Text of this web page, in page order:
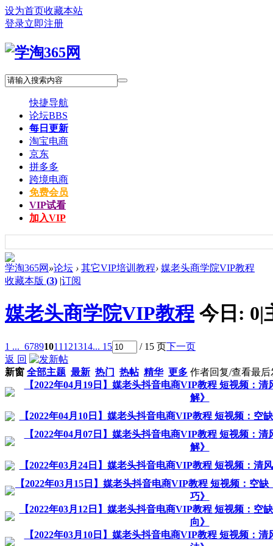
设为首页收藏本站
登录立即注册
快捷导航
论坛BBS
每日更新
淘宝电商
京东
拼多多
跨境电商
免费会员
VIP试看
加入VIP
学淘365网 »论坛 › 其它VIP培训教程› 媒老头商学院VIP教程
收藏本版 (3) |订阅
媒老头商学院VIP教程 今日: 0|
1 ... 67891011 121314... 15 / 15 页下一页
返 回
新窗 全部主题 最新 热门 热帖 精华 更多 作者回复/查看最后
【2022年04月19日】媒老头抖音电商VIP教程 短视频：
解》
【2022年04月10日】媒老头抖音电商VIP教程 短视频：空
【2022年04月07日】媒老头抖音电商VIP教程 短视频：
解》
【2022年03月24日】媒老头抖音电商VIP教程 短视频：清
【2022年03月15日】媒老头抖音电商VIP教程 短视频：空
巧》
【2022年03月12日】媒老头抖音电商VIP教程 短视频：空
向》
【2022年03月10日】媒老头抖音电商VIP教程 短视频：